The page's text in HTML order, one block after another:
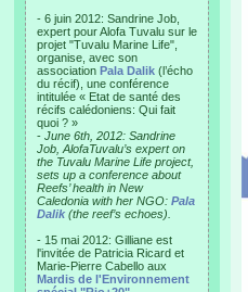
- 6 juin 2012: Sandrine Job,
expert pour Alofa Tuvalu sur le
projet "Tuvalu Marine Life",
organise, avec son
association Pala Dalik (l’écho
du récif), une conférence
intitulée « Etat de santé des
récifs calédoniens: Qui fait
quoi ? »
- June 6th, 2012: Sandrine
Job, AlofaTuvalu’s expert on
the Tuvalu Marine Life project,
sets up a conference about
Reefs’ health in New
Caledonia with her NGO: Pala
Dalik (the reef’s echoes).
- 15 mai 2012: Gilliane est
l'invitée de Patricia Ricard et
Marie-Pierre Cabello aux
Mardis de l'Environnement